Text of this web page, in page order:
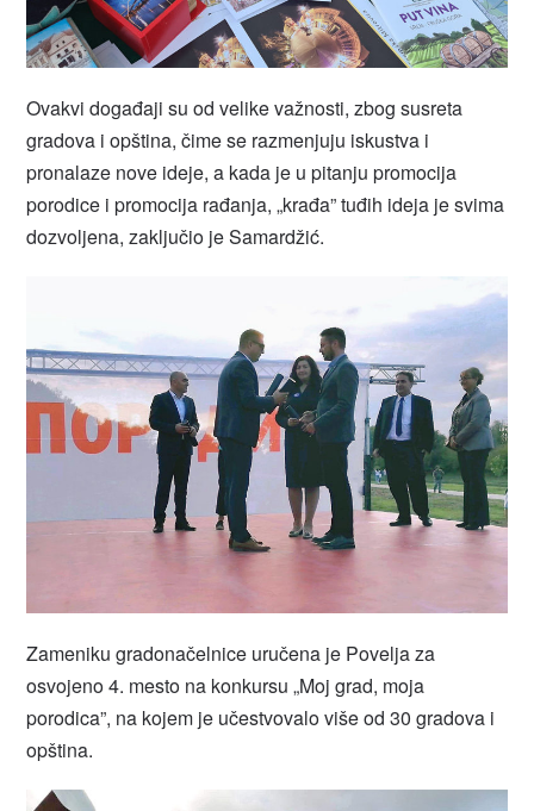
Ovakvi događaji su od velike važnosti, zbog susreta
gradova i opština, čime se razmenjuju iskustva i
pronalaze nove ideje, a kada je u pitanju promocija
porodice i promocija rađanja, „krađa” tuđih ideja je svima
dozvoljena, zaključio je Samardžić.
Zameniku gradonačelnice uručena je Povelja za
osvojeno 4. mesto na konkursu „Moj grad, moja
porodica”, na kojem je učestvovalo više od 30 gradova i
opština.